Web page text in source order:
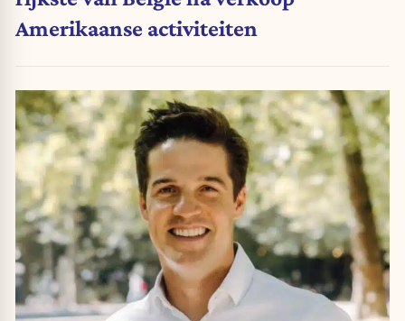
Amerikaanse activiteiten